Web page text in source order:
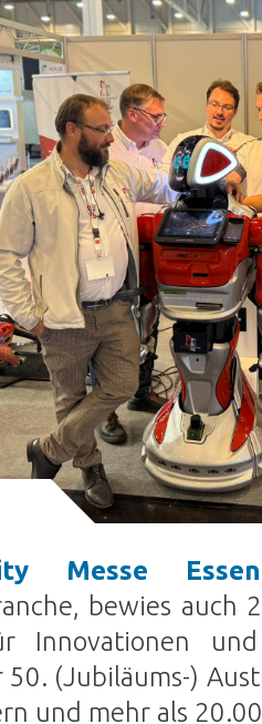
Messe Essen
bewies auch
Innovationen
50. (Jubiläums-)
und mehr als